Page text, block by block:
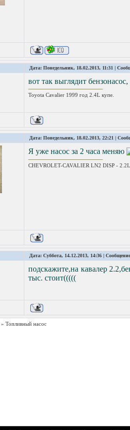
Дата: Понедельник, 18.02.2013, 11:31 |
вот так выглядит
Toyota Cavalier 1999 год 2.4L купе.
Дата: Понедельник, 18.02.2013, 22:21 |
Я уже насос за 2 часа меняю
CHEVROLET-CAVALIER LN2 DISP -
Дата: Суббота, 14.12.2013, 14:36 |
подскажите,на кавалер
тыс. стоит(((((
» Топливный насос